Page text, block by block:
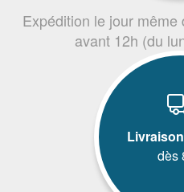
Expédition le jour
avant 12h (du
dès